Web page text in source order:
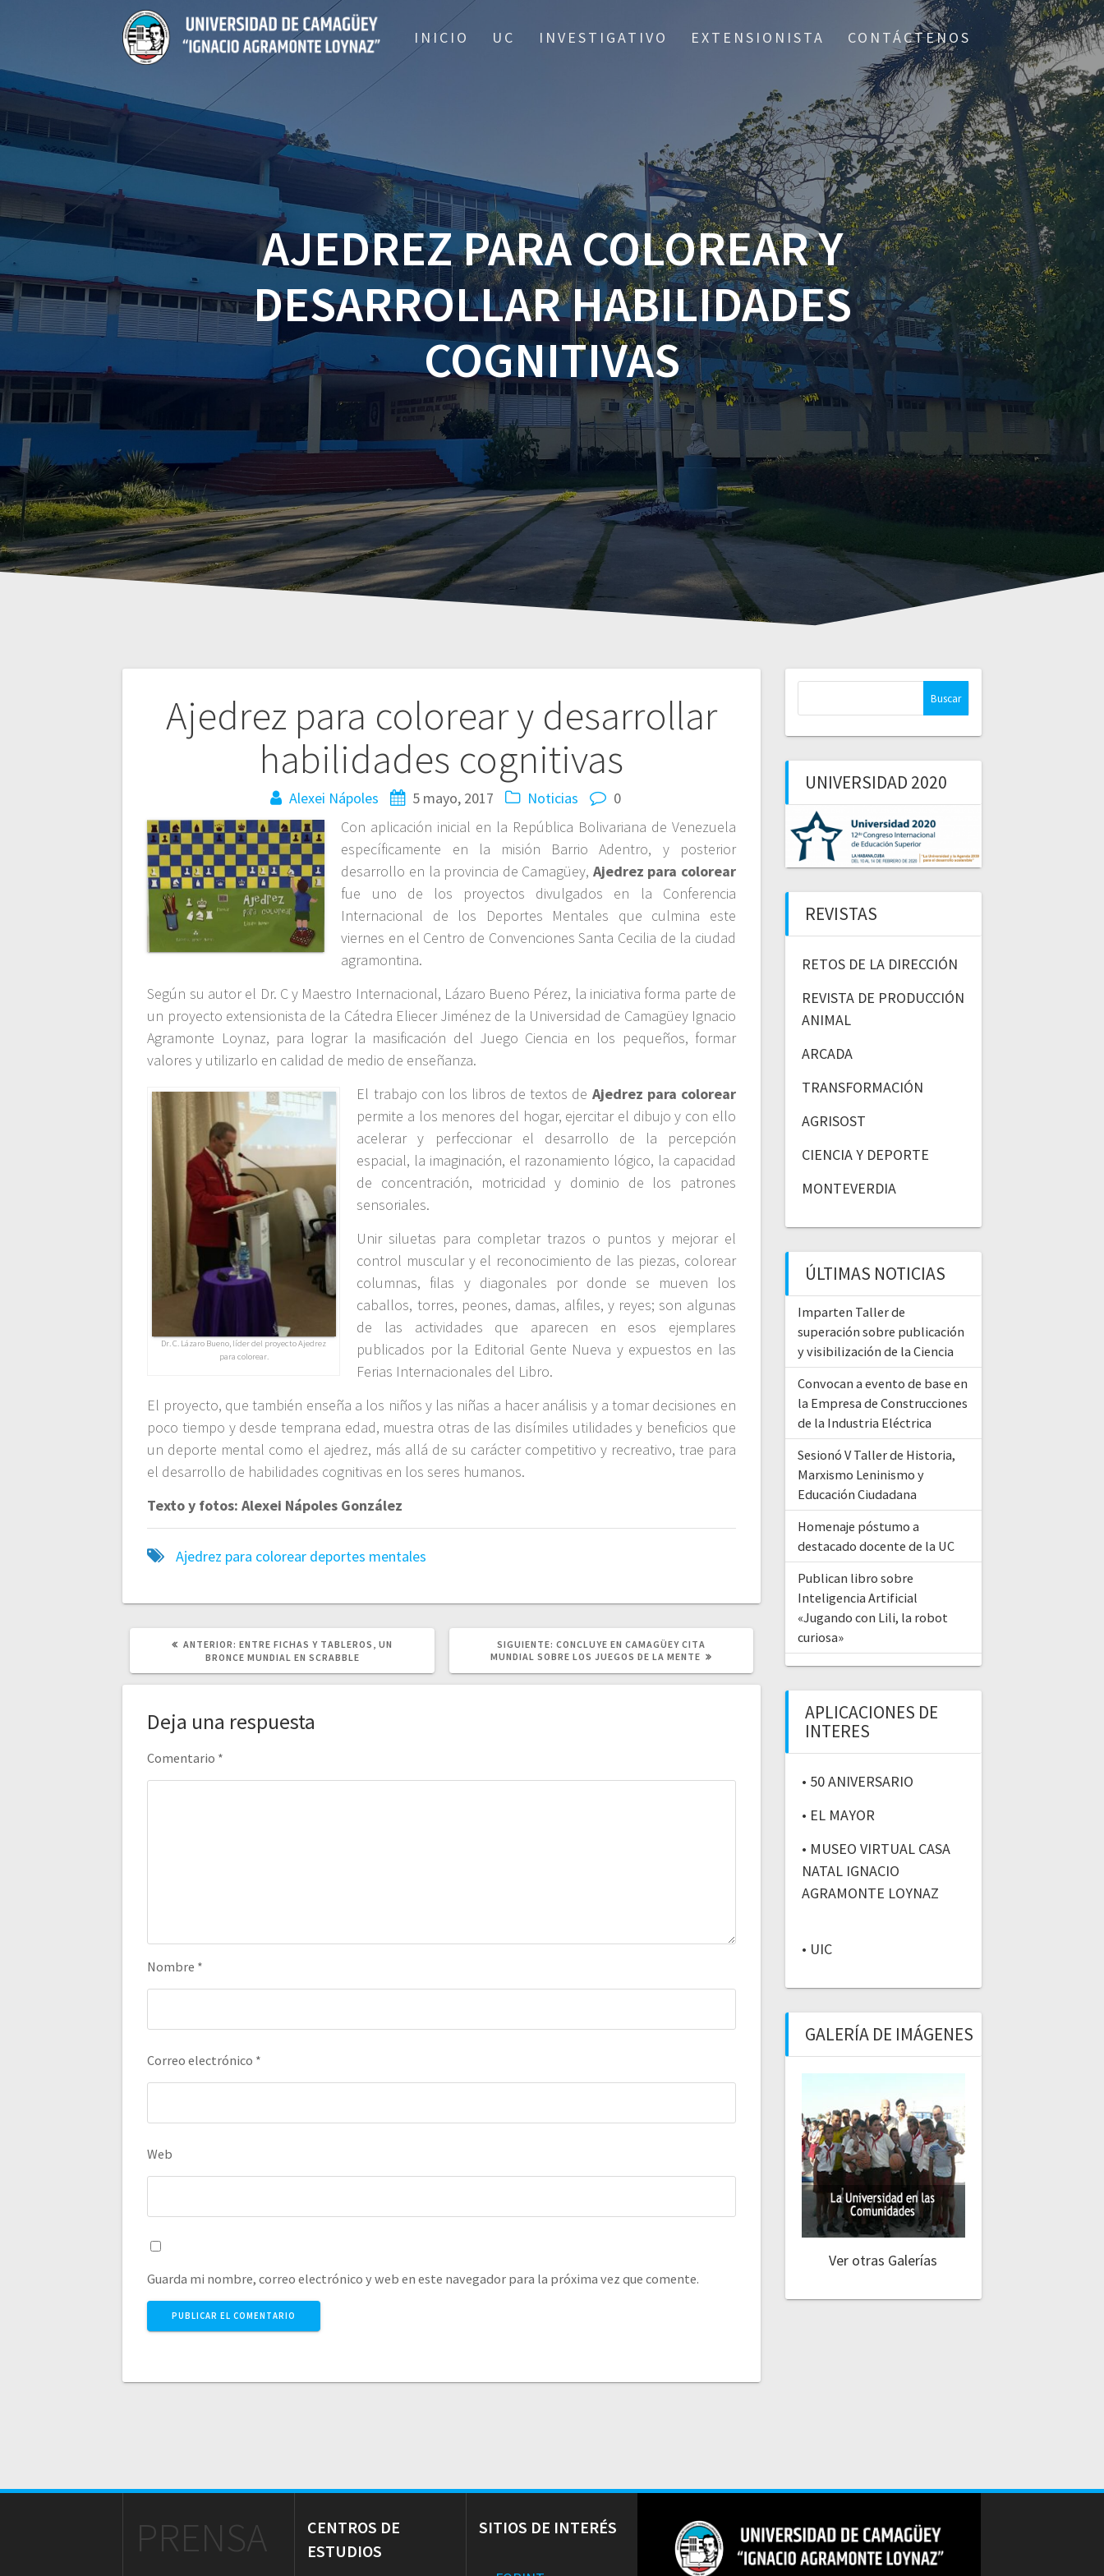
INICIO UC INVESTIGATIVO EXTENSIONISTA CONTÁCTENOS
AJEDREZ PARA COLOREAR Y
DESARROLLAR HABILIDADES
COGNITIVAS
Ajedrez para colorear y desarrollar
habilidades cognitivas
Alexei Nápoles 5 mayo, 2017 Noticias
0
Con aplicación inicial en la República Bolivariana de Venezuela
específicamente en la misión Barrio Adentro, y posterior
desarrollo en la provincia de Camagüey, Ajedrez para colorear
fue uno de los proyectos divulgados en la Conferencia
Internacional de los Deportes Mentales que culmina este
viernes en el Centro de Convenciones Santa Cecilia de la ciudad
agramontina.
Según su autor el Dr. C y Maestro Internacional, Lázaro Bueno Pérez, la iniciativa forma parte de
un proyecto extensionista de la Cátedra Eliecer Jiménez de la Universidad de Camagüey Ignacio
Agramonte Loynaz, para lograr la masificación del Juego Ciencia en los pequeños, formar
valores y utilizarlo en calidad de medio de enseñanza.
Dr. C. Lázaro Bueno, líder del proyecto Ajedrez
para colorear.
El trabajo con los libros de textos de Ajedrez para colorear
permite a los menores del hogar, ejercitar el dibujo y con ello
acelerar y perfeccionar el desarrollo de la percepción
espacial, la imaginación, el razonamiento lógico, la capacidad
de concentración, motricidad y dominio de los patrones
sensoriales.
Unir siluetas para completar trazos o puntos y mejorar el
control muscular y el reconocimiento de las piezas, colorear
columnas, filas y diagonales por donde se mueven los
caballos, torres, peones, damas, alfiles, y reyes; son algunas
de las actividades que aparecen en esos ejemplares
publicados por la Editorial Gente Nueva y expuestos en las
Ferias Internacionales del Libro.
El proyecto, que también enseña a los niños y las niñas a hacer análisis y a tomar decisiones en
poco tiempo y desde temprana edad, muestra otras de las disímiles utilidades y beneficios que
un deporte mental como el ajedrez, más allá de su carácter competitivo y recreativo, trae para
el desarrollo de habilidades cognitivas en los seres humanos.
Texto y fotos: Alexei Nápoles González
Ajedrez para colorear deportes mentales
Navegación
ANTERIOR: POST
ANTERIOR:
ENTRE FICHAS Y TABLEROS, UN
BRONCE MUNDIAL EN SCRABBLE
SIGUIENTE: SIGUIENTE
POST:
CONCLUYE EN CAMAGÜEY CITA
MUNDIAL SOBRE LOS JUEGOS DE LA MENTE
Deja una respuesta
Comentario *
Nombre *
Correo electrónico *
Web
Guarda mi nombre, correo electrónico y web en este navegador para la próxima vez que comente.
UNIVERSIDAD 2020
REVISTAS
RETOS DE LA DIRECCIÓN
REVISTA DE PRODUCCIÓN
ANIMAL
ARCADA
TRANSFORMACIÓN
AGRISOST
CIENCIA Y DEPORTE
MONTEVERDIA
ÚLTIMAS NOTICIAS
Imparten Taller de
superación sobre publicación
y visibilización de la Ciencia
Convocan a evento de base en
la Empresa de Construcciones
de la Industria Eléctrica
Sesionó V Taller de Historia,
Marxismo Leninismo y
Educación Ciudadana
Homenaje póstumo a
destacado docente de la UC
Publican libro sobre
Inteligencia Artificial
«Jugando con Lili, la robot
curiosa»
APLICACIONES DE
INTERES
• 50 ANIVERSARIO
• EL MAYOR
• MUSEO VIRTUAL CASA
NATAL IGNACIO
AGRAMONTE LOYNAZ
• UIC
GALERÍA DE IMÁGENES
Ver otras Galerías
PRENSA
CENTROS DE
ESTUDIOS
SITIOS DE INTERÉS